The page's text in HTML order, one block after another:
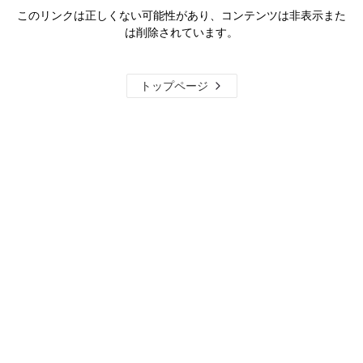
このリンクは正しくない可能性があり、コンテンツは非表示また
は削除されています。
トップページ